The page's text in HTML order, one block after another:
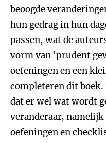
beoogde
hun gedrag in hun
passen, wat de
vorm van 'prudent
oefeningen en een
completeren dit boek.
dat er wel wat wordt
veranderaar,
oefeningen en